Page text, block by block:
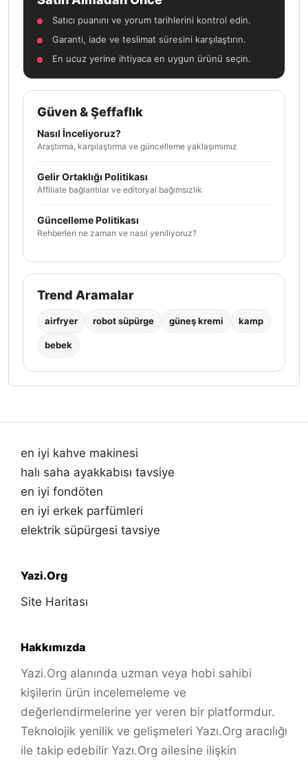
Satıcı puanını ve yorum tarihlerini kontrol edin.
Garanti, iade ve teslimat süresini karşılaştırın.
En ucuz yerine ihtiyaca en uygun ürünü seçin.
Güven & Şeffaflık
Nasıl İnceliyoruz?
Araştırma, karşılaştırma ve güncelleme yaklaşımımız
Gelir Ortaklığı Politikası
Affiliate bağlantılar ve editoryal bağımsızlık
Güncelleme Politikası
Rehberleri ne zaman ve nasıl yeniliyoruz?
Trend Aramalar
airfryer robot süpürge güneş kremi kamp
bebek
en iyi kahve makinesi
halı saha ayakkabısı tavsiye
en iyi fondöten
en iyi erkek parfümleri
elektrik süpürgesi tavsiye
Yazi.Org
Site Haritası
Hakkımızda
Yazi.Org alanında uzman veya hobi sahibi
kişilerin ürün incelemeleme ve
değerlendirmelerine yer veren bir platformdur.
Teknolojik yenilik ve gelişmeleri Yazı.Org aracılığı
ile takip edebilir Yazı.Org ailesine ilişkin